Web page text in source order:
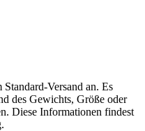
Versand an. Es
des Gewichts, Größe oder
Diese Informationen findest